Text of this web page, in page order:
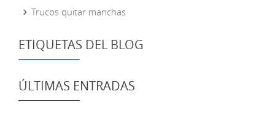
Trucos quitar manchas
ETIQUETAS DEL BLOG
ÚLTIMAS ENTRADAS